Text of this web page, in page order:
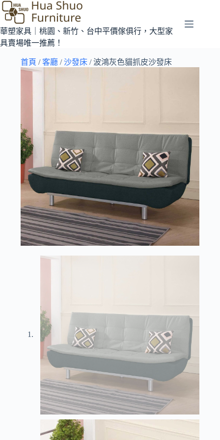
華塑家具｜桃園、新竹、台中平價傢俱行，大型家
具賣場唯一推薦！
首頁 /客廳/沙發床/ 波鴻灰色貓抓皮沙發床